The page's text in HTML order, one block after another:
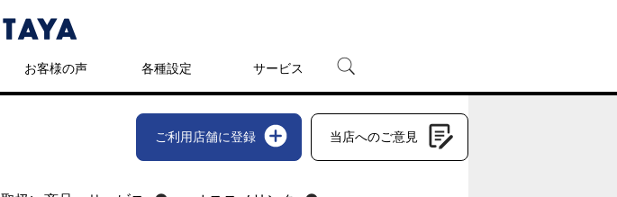
お客様の声 各種設定 サービス
宅配レンタル
オンラインゲーム
ご利用店舗に登録 当店へのご意見